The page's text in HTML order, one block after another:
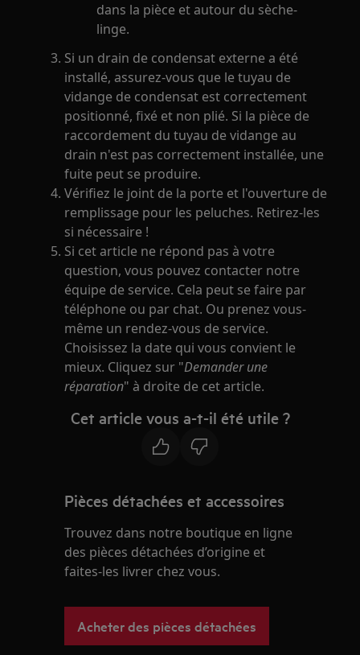
dans la pièce et autour du sèche-
linge.
Si un drain de condensat externe a été
installé, assurez-vous que le tuyau de
vidange de condensat est correctement
positionné, fixé et non plié. Si la pièce de
raccordement du tuyau de vidange au
drain n'est pas correctement installée, une
fuite peut se produire.
Vérifiez le joint de la porte et l'ouverture de
remplissage pour les peluches. Retirez-les
si nécessaire !
Si cet article ne répond pas à votre
question, vous pouvez contacter notre
équipe de service. Cela peut se faire par
téléphone ou par chat. Ou prenez vous-
même un rendez-vous de service.
Choisissez la date qui vous convient le
mieux. Cliquez sur "Demander une
réparation" à droite de cet article.
Cet article vous a-t-il été utile ?
Pièces détachées et accessoires
Trouvez dans notre boutique en ligne
des pièces détachées d’origine et
faites-les livrer chez vous.
Acheter des pièces détachées